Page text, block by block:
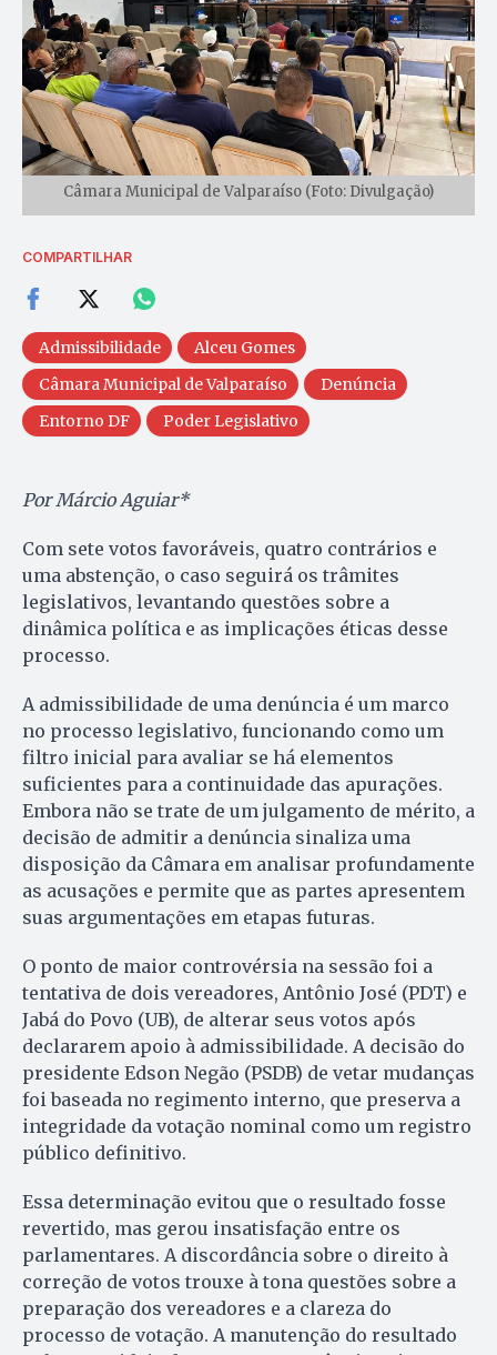
Câmara Municipal de Valparaíso (Foto: Divulgação)
COMPARTILHAR
Admissibilidade
Alceu Gomes
Câmara Municipal de Valparaíso
Denúncia
Entorno DF
Poder Legislativo
Por Márcio Aguiar*
Com sete votos favoráveis, quatro contrários e
uma abstenção, o caso seguirá os trâmites
legislativos, levantando questões sobre a
dinâmica política e as implicações éticas desse
processo.
A admissibilidade de uma denúncia é um marco
no processo legislativo, funcionando como um
filtro inicial para avaliar se há elementos
suficientes para a continuidade das apurações.
Embora não se trate de um julgamento de mérito, a
decisão de admitir a denúncia sinaliza uma
disposição da Câmara em analisar profundamente
as acusações e permite que as partes apresentem
suas argumentações em etapas futuras.
O ponto de maior controvérsia na sessão foi a
tentativa de dois vereadores, Antônio José (PDT) e
Jabá do Povo (UB), de alterar seus votos após
declararem apoio à admissibilidade. A decisão do
presidente Edson Negão (PSDB) de vetar mudanças
foi baseada no regimento interno, que preserva a
integridade da votação nominal como um registro
público definitivo.
Essa determinação evitou que o resultado fosse
revertido, mas gerou insatisfação entre os
parlamentares. A discordância sobre o direito à
correção de votos trouxe à tona questões sobre a
preparação dos vereadores e a clareza do
processo de votação. A manutenção do resultado